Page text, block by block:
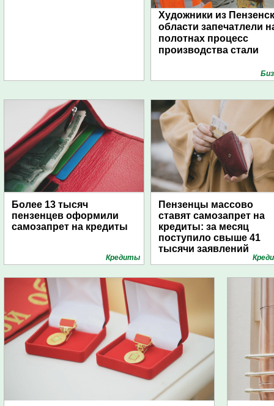
Художники из
области запечатлели
полотнах процесс
производства стали
Более 13 тысяч
пензенцев оформили
самозапрет на кредиты
Кредиты
Пензенцы массово
ставят самозапрет на
кредиты: за месяц
поступило свыше 41
тысячи заявлений